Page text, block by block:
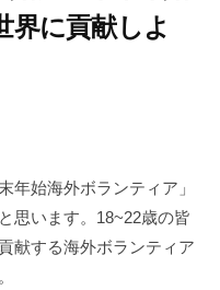
界に貢献しよ
年始海外ボランティア」
思います。18~22歳の皆
献する海外ボランティア